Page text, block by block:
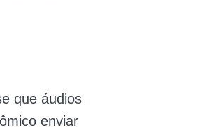
que áudios
enviar